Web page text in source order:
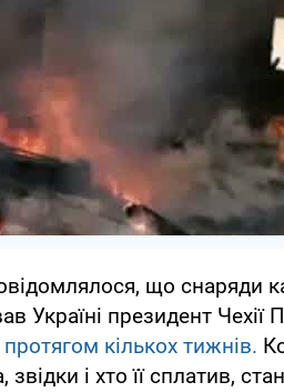
що снаряди
Україні президент Чехії
кількох тижнів.
звідки і хто її сплатив,